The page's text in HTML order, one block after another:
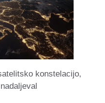
konstelacijo,